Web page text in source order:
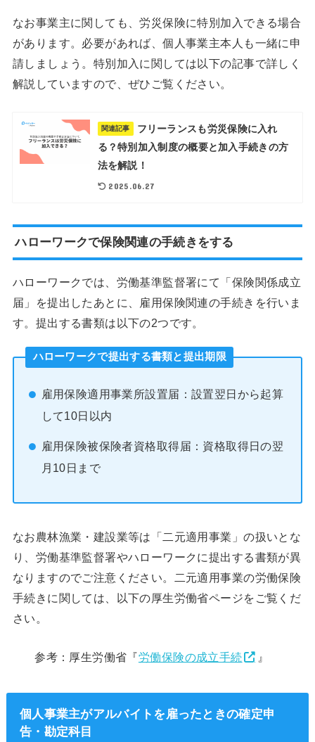
なお事業主に関しても、労災保険に特別加入できる場合
があります。必要があれば、個人事業主本人も一緒に申
請しましょう。特別加入に関しては以下の記事で詳しく
解説していますので、ぜひご覧ください。
関連記事
フリーランスも労災保険に入れ
る？特別加入制度の概要と加入手続きの方
法を解説！
2025.06.27
ハローワークで保険関連の手続きをする
ハローワークでは、労働基準監督署にて「保険関係成立
届」を提出したあとに、雇用保険関連の手続きを行いま
す。提出する書類は以下の2つです。
ハローワークで提出する書類と提出期限
雇用保険適用事業所設置届：設置翌日から起算
して10日以内
雇用保険被保険者資格取得届：資格取得日の翌
月10日まで
なお農林漁業・建設業等は「二元適用事業」の扱いとな
り、労働基準監督署やハローワークに提出する書類が異
なりますのでご注意ください。二元適用事業の労働保険
手続きに関しては、以下の厚生労働省ページをご覧くだ
さい。
参考：厚生労働省『労働保険の成立手続 』
個人事業主がアルバイトを雇ったときの確定申
告・勘定科目